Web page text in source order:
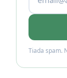
Tiada spam.